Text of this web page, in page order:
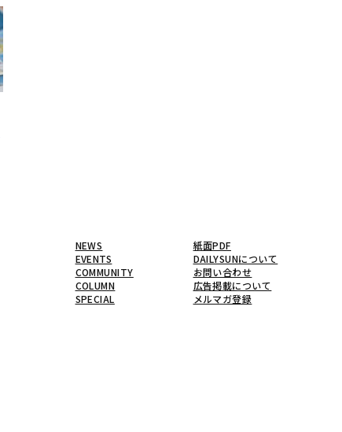
NEWS
EVENTS
COMMUNITY
COLUMN
SPECIAL
紙面PDF
DAILYSUNについて
お問い合わせ
広告掲載について
メルマガ登録